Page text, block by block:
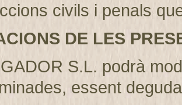
civils i penals
DE LES
S.L. podrà
essent